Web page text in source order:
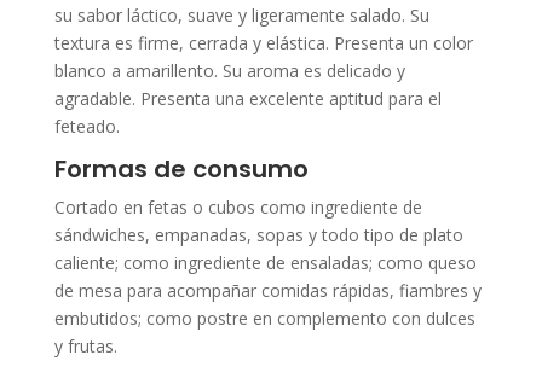
su sabor láctico, suave y ligeramente salado. Su
textura es firme, cerrada y elástica. Presenta un color
blanco a amarillento. Su aroma es delicado y
agradable. Presenta una excelente aptitud para el
feteado.
Formas de consumo
Cortado en fetas o cubos como ingrediente de
sándwiches, empanadas, sopas y todo tipo de plato
caliente; como ingrediente de ensaladas; como queso
de mesa para acompañar comidas rápidas, fiambres y
embutidos; como postre en complemento con dulces
y frutas.